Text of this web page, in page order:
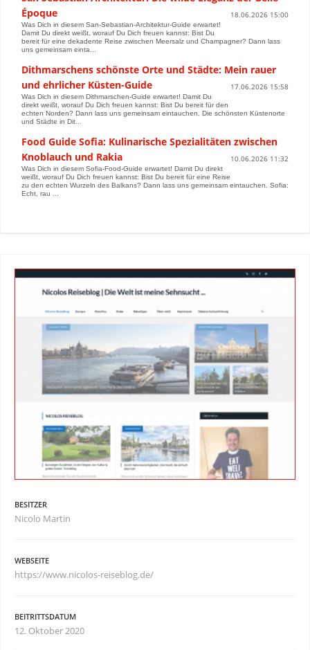
Époque
18.06.2026 15:00
Was Dich in diesem San-Sebastian-Architektur-Guide erwartet!
Damit Du direkt weißt, worauf Du Dich freuen kannst: Bist Du
bereit für eine dekadente Reise zwischen Meersalz und Champagner? Dann lass
uns gemeinsam einta...
Dithmarschens schönste Orte und Städte: Mein rauer
und ehrlicher Küsten-Guide
17.06.2026 15:58
Was Dich in diesem Dithmarschen-Guide erwartet! Damit Du
direkt weißt, worauf Du Dich freuen kannst: Bist Du bereit für den
echten Norden? Dann lass uns gemeinsam eintauchen. Die schönsten Küstenorte
und Städte in Dit...
Food Guide Sofia: Kulinarische Spezialitäten zwischen
Knoblauch und Rakia
10.06.2026 11:32
Was Dich in diesem Sofia-Food-Guide erwartet! Damit Du direkt
weißt, worauf Du Dich freuen kannst: Bist Du bereit für eine Reise
zu den echten Wurzeln des Balkans? Dann lass uns gemeinsam eintauchen. Sofia:
Echt, rau ...
BESITZER
Nicolo Martin
WEBSEITE
https://www.nicolos-reiseblog.de/
BEITRITTSDATUM
12. Oktober 2020